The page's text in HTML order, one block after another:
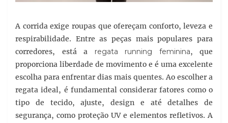
A corrida exige roupas que ofereçam conforto, leveza e
respirabilidade. Entre as peças mais populares para
corredores, está a regata running feminina, que
proporciona liberdade de movimento e é uma excelente
escolha para enfrentar dias mais quentes. Ao escolher a
regata ideal, é fundamental considerar fatores como o
tipo de tecido, ajuste, design e até detalhes de
segurança, como proteção UV e elementos refletivos. A